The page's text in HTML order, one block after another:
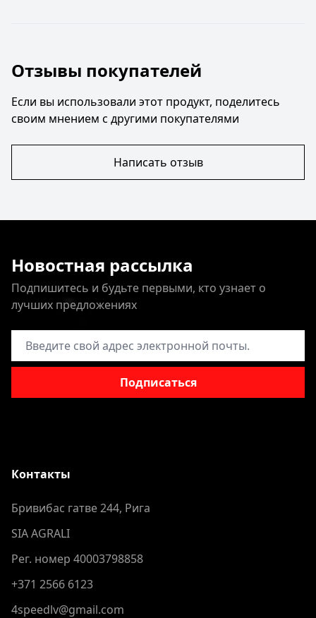
Отзывы покупателей
Если вы использовали этот продукт, поделитесь
своим мнением с другими покупателями
Написать отзыв
Новостная рассылка
Подпишитесь и будьте первыми, кто узнает о
лучших предложениях
Адрес электронной почты
Подписаться
Контакты
Бривибас гатве 244, Рига
SIA AGRALI
Рег. номер 40003798858
+371 2566 6123
4speedlv@gmail.com